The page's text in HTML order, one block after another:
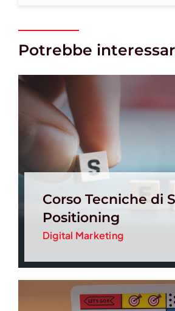
Potrebbe
Corso Tecniche di
Positioning
Digital Marketing